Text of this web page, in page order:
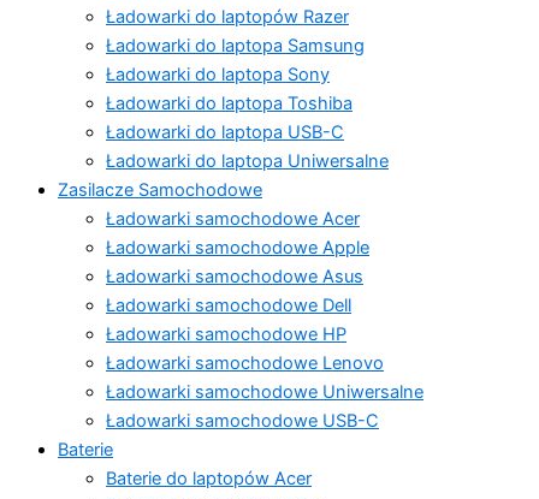
Ładowarki do laptopów Razer
Ładowarki do laptopa Samsung
Ładowarki do laptopa Sony
Ładowarki do laptopa Toshiba
Ładowarki do laptopa USB-C
Ładowarki do laptopa Uniwersalne
Zasilacze Samochodowe
Ładowarki samochodowe Acer
Ładowarki samochodowe Apple
Ładowarki samochodowe Asus
Ładowarki samochodowe Dell
Ładowarki samochodowe HP
Ładowarki samochodowe Lenovo
Ładowarki samochodowe Uniwersalne
Ładowarki samochodowe USB-C
Baterie
Baterie do laptopów Acer